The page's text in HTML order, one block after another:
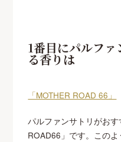
1番目にパルフ
る香りは
「MOTHER ROAD 66」
パルファンサトリがお
ROAD66」です。この